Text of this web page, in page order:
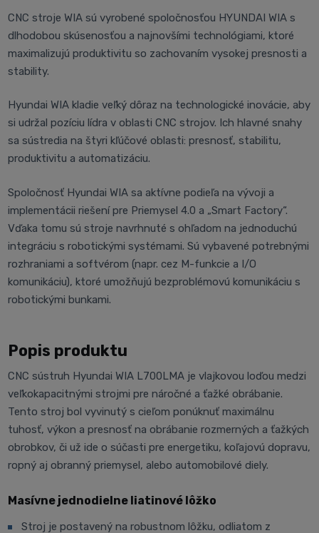
CNC stroje WIA sú vyrobené spoločnosťou HYUNDAI WIA s
dlhodobou skúsenosťou a najnovšími technológiami, ktoré
maximalizujú produktivitu so zachovaním vysokej presnosti a
stability.
Hyundai WIA kladie veľký dôraz na technologické inovácie, aby
si udržal pozíciu lídra v oblasti CNC strojov. Ich hlavné snahy
sa sústredia na štyri kľúčové oblasti: presnosť, stabilitu,
produktivitu a automatizáciu.
Spoločnosť Hyundai WIA sa aktívne podieľa na vývoji a
implementácii riešení pre Priemysel 4.0 a „Smart Factory“.
Vďaka tomu sú stroje navrhnuté s ohľadom na jednoduchú
integráciu s robotickými systémami. Sú vybavené potrebnými
rozhraniami a softvérom (napr. cez M-funkcie a I/O
komunikáciu), ktoré umožňujú bezproblémovú komunikáciu s
robotickými bunkami.
Popis produktu
CNC sústruh Hyundai WIA L700LMA je vlajkovou loďou medzi
veľkokapacitnými strojmi pre náročné a ťažké obrábanie.
Tento stroj bol vyvinutý s cieľom ponúknuť maximálnu
tuhosť, výkon a presnosť na obrábanie rozmerných a ťažkých
obrobkov, či už ide o súčasti pre energetiku, koľajovú dopravu,
ropný aj obranný priemysel, alebo automobilové diely.
Masívne jednodielne liatinové lôžko
Stroj je postavený na robustnom lôžku, odliatom z